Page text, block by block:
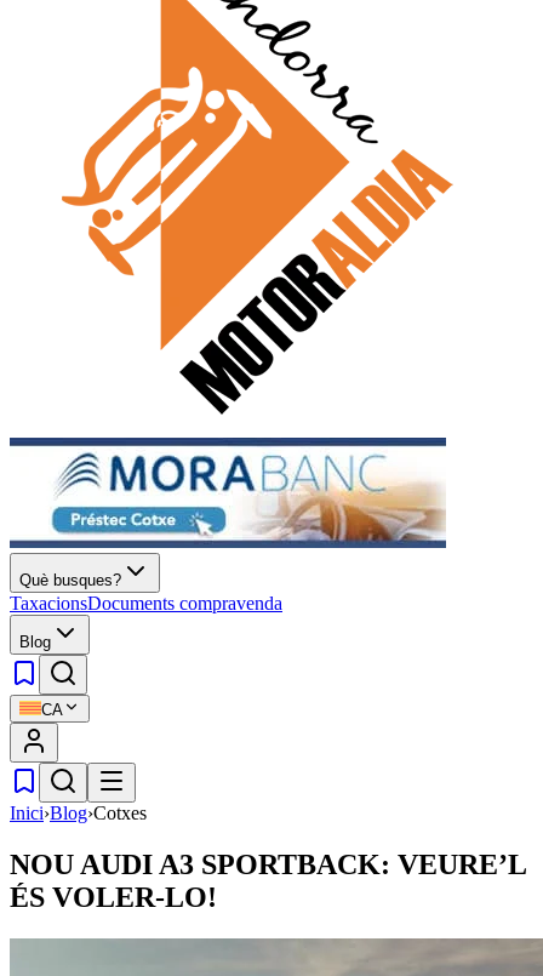
Què busques?
TaxacionsDocuments compravenda
Blog
CA
Inici›Blog›Cotxes
NOU AUDI A3 SPORTBACK: VEURE’L
ÉS VOLER-LO!